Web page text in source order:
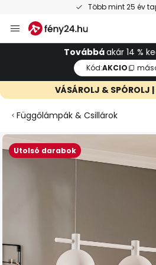
Több mint 25 év
Ugrás
a
tartalomhozTovábbáakár 14 %
Kód:AKCIO
VÁSÁROLJ & SPÓROLJ |
Függőlámpák & Csillárok
Utolsó darabok
Ugrás